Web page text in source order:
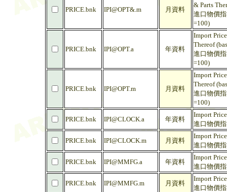
PRICE.bnk IPI@OPT&.m 月資料
& Parts
進口物價
=100)
PRICE.bnk IPI@OPT.a 年資料
Import
Thereof
進口物價
=100)
PRICE.bnk IPI@OPT.m 月資料
Import
Thereof
進口物價
=100)
PRICE.bnk IPI@CLOCK.a 年資料
Import
進口物價
PRICE.bnk IPI@CLOCK.m 月資料
Import
進口物價
PRICE.bnk IPI@MMFG.a 年資料
Import
進口物價
PRICE.bnk IPI@MMFG.m 月資料
Import
進口物價